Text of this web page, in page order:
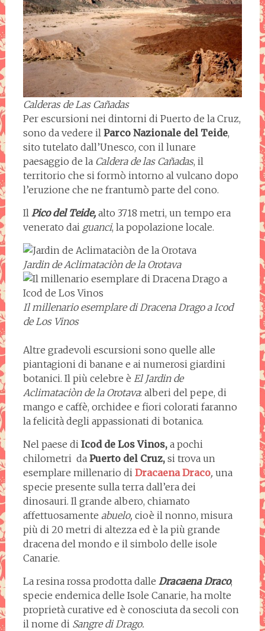
Calderas de Las Cañadas
Per escursioni nei dintorni di Puerto de la Cruz,
sono da vedere il Parco Nazionale del Teide,
sito tutelato dall’Unesco, con il lunare
paesaggio de la Caldera de las Cañadas, il
territorio che si formò intorno al vulcano dopo
l’eruzione che ne frantumò parte del cono.
Il Pico del Teide, alto 3718 metri, un tempo era
venerato dai guanci, la popolazione locale.
Jardin de Aclimataciòn de la Orotava
Il millenario esemplare di Dracena Drago a Icod
de Los Vinos
Altre gradevoli escursioni sono quelle alle
piantagioni di banane e ai numerosi giardini
botanici. Il più celebre è El Jardin de
Aclimataciòn de la Orotava: alberi del pepe, di
mango e caffè, orchidee e fiori colorati faranno
la felicità degli appassionati di botanica.
Nel paese diIcod de Los Vinos,a pochi
chilometri daPuerto del Cruz, si trova un
esemplare millenario di Dracaena Draco, una
specie presente sulla terra dall’era dei
dinosauri. Il grande albero, chiamato
affettuosamente abuelo, cioè il nonno, misura
più di 20 metri di altezza ed è la più grande
dracena del mondo e il simbolo delle isole
Canarie.
La resina rossa prodotta dalle Dracaena Draco,
specie endemica delle Isole Canarie, ha molte
proprietà curative ed è conosciuta da secoli con
il nome di Sangre di Drago.